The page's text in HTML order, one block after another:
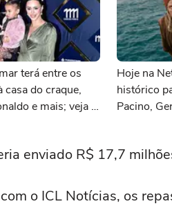
terá entre os
casa do craque,
e mais; veja a
Hoje na
histórico
Pacino,
enviado R$ 17,7
o ICL Notícias, os